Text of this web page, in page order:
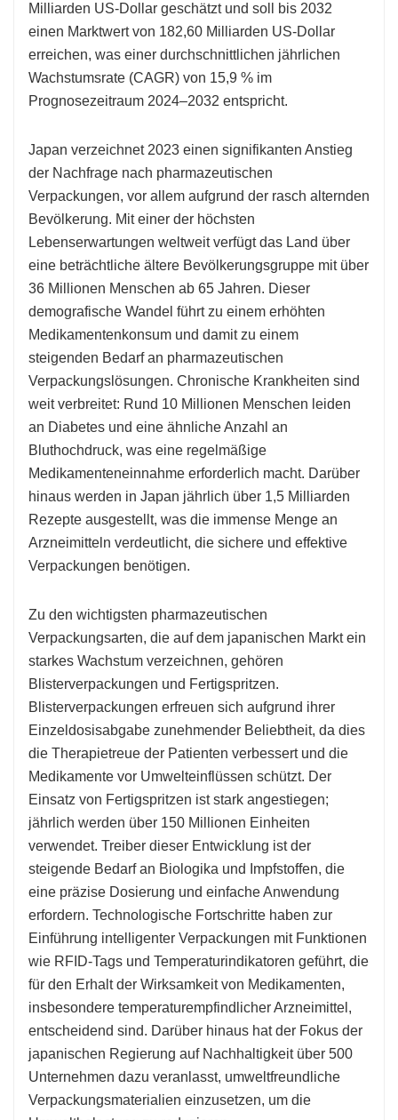
Milliarden US-Dollar geschätzt und soll bis 2032
einen Marktwert von 182,60 Milliarden US-Dollar
erreichen, was einer durchschnittlichen jährlichen
Wachstumsrate (CAGR) von 15,9 % im
Prognosezeitraum 2024–2032 entspricht.
Japan verzeichnet 2023 einen signifikanten Anstieg
der Nachfrage nach pharmazeutischen
Verpackungen, vor allem aufgrund der rasch alternden
Bevölkerung. Mit einer der höchsten
Lebenserwartungen weltweit verfügt das Land über
eine beträchtliche ältere Bevölkerungsgruppe mit über
36 Millionen Menschen ab 65 Jahren. Dieser
demografische Wandel führt zu einem erhöhten
Medikamentenkonsum und damit zu einem
steigenden Bedarf an pharmazeutischen
Verpackungslösungen. Chronische Krankheiten sind
weit verbreitet: Rund 10 Millionen Menschen leiden
an Diabetes und eine ähnliche Anzahl an
Bluthochdruck, was eine regelmäßige
Medikamenteneinnahme erforderlich macht. Darüber
hinaus werden in Japan jährlich über 1,5 Milliarden
Rezepte ausgestellt, was die immense Menge an
Arzneimitteln verdeutlicht, die sichere und effektive
Verpackungen benötigen.
Zu den wichtigsten pharmazeutischen
Verpackungsarten, die auf dem japanischen Markt ein
starkes Wachstum verzeichnen, gehören
Blisterverpackungen und Fertigspritzen.
Blisterverpackungen erfreuen sich aufgrund ihrer
Einzeldosisabgabe zunehmender Beliebtheit, da dies
die Therapietreue der Patienten verbessert und die
Medikamente vor Umwelteinflüssen schützt. Der
Einsatz von Fertigspritzen ist stark angestiegen;
jährlich werden über 150 Millionen Einheiten
verwendet. Treiber dieser Entwicklung ist der
steigende Bedarf an Biologika und Impfstoffen, die
eine präzise Dosierung und einfache Anwendung
erfordern. Technologische Fortschritte haben zur
Einführung intelligenter Verpackungen mit Funktionen
wie RFID-Tags und Temperaturindikatoren geführt, die
für den Erhalt der Wirksamkeit von Medikamenten,
insbesondere temperaturempfindlicher Arzneimittel,
entscheidend sind. Darüber hinaus hat der Fokus der
japanischen Regierung auf Nachhaltigkeit über 500
Unternehmen dazu veranlasst, umweltfreundliche
Verpackungsmaterialien einzusetzen, um die